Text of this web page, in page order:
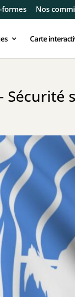
formes Nos
Carte
Sécurité